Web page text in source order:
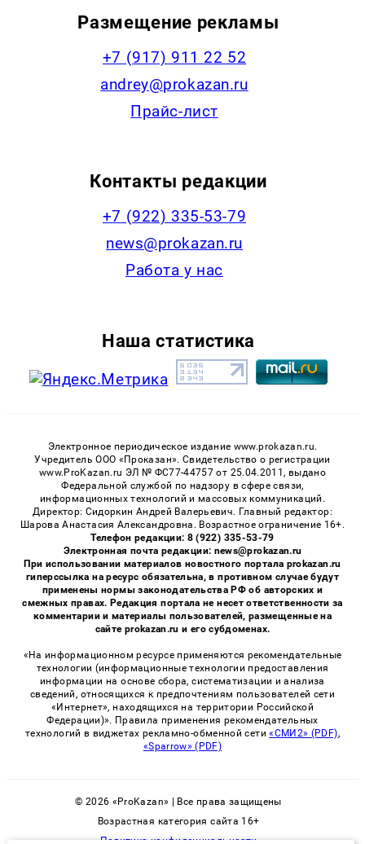
Размещение рекламы
+7 (917) 911 22 52
andrey@prokazan.ru
Прайс-лист
Контакты редакции
+7 (922) 335-53-79
news@prokazan.ru
Работа у нас
Наша статистика
Электронное периодическое издание www.prokazan.ru.
Учредитель ООО «Проказан». Cвидетельство о регистрации
www.ProKazan.ru ЭЛ № ФС77-44757 от 25.04.2011, выдано
Федеральной службой по надзору в сфере связи,
информационных технологий и массовых коммуникаций.
Директор: Сидоркин Андрей Валерьевич. Главный редактор:
Шарова Анастасия Александровна. Возрастное ограничение 16+.
Телефон редакции: 8 (922) 335-53-79
Электронная почта редакции: news@prokazan.ru
При использовании материалов новостного портала prokazan.ru
гиперссылка на ресурс обязательна, в противном случае будут
применены нормы законодательства РФ об авторских и
смежных правах. Редакция портала не несет ответственности за
комментарии и материалы пользователей, размещенные на
сайте prokazan.ru и его субдоменах.
«На информационном ресурсе применяются рекомендательные
технологии (информационные технологии предоставления
информации на основе сбора, систематизации и анализа
сведений, относящихся к предпочтениям пользователей сети
«Интернет», находящихся на территории Российской
Федерации)». Правила применения рекомендательных
технологий в виджетах рекламно-обменной сети«СМИ2» (PDF),
«Sparrow» (PDF)
© 2026 «ProKazan» | Все права защищены
Возрастная категория сайта 16+
Политика конфиденциальности